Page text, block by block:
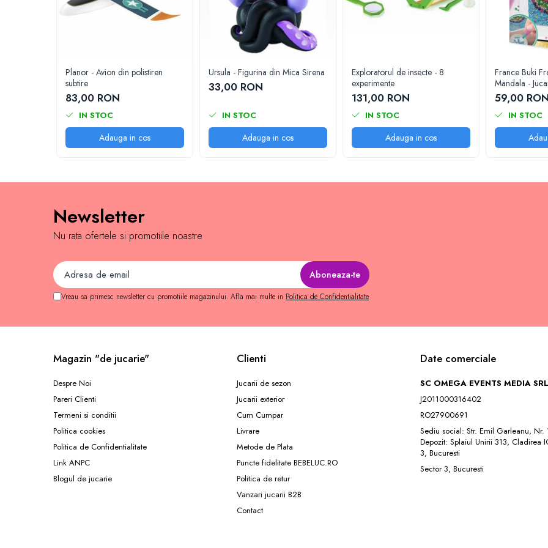
Jocuri de carti
Jocuri interactive
Jocuri de podea
Carti pentru copii 1 an
Carti pentru copii 4 ani
Carti pentru copii 5 ani
Carti pentru copii 8 ani
Carti de colorat
Carticele interactive
Cutii muzicale
Cadouri bebelusi
Cadouri ieftine pentru copii
Cadouri botez
Cadou copii 2 ani
Cadou copii 3 ani
Planor - Avion din polistiren
subtire
83,00 RON
IN STOC
Adauga in cos
Ursula - Figurina din Mica Sirena
33,00 RON
IN STOC
Adauga in cos
Exploratorul de insecte - 8
experimente
131,00 RON
IN STOC
Adauga in cos
France Buki
Mandala -
inalta calitate
59,00 RON
IN STOC
Newsletter
Nu rata ofertele si promotiile noastre
Vreau sa primesc newsletter cu promotiile magazinului. Afla mai multe in Politica de Confidentialitate
Magazin "de jucarie"
Despre Noi
Pareri Clienti
Termeni si conditii
Politica cookies
Politica de Confidentialitate
Link ANPC
Blogul de jucarie
Clienti
Jucarii de sezon
Jucarii exterior
Cum Cumpar
Livrare
Metode de Plata
Puncte fidelitate BEBELUC.RO
Politica de retur
Vanzari jucarii B2B
Contact
Date comerciale
SC OMEGA EVENTS MEDIA SRL
J2011000316402
RO27900691
Sediu social: Str. Emil Garleanu, Nr.
Depozit: Splaiul Unirii 313, Cladirea
3, Bucuresti
Sector 3, Bucuresti